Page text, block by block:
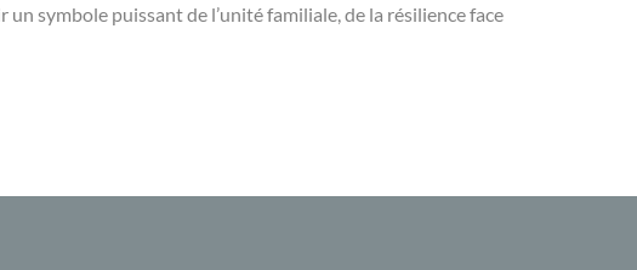
symbole puissant de l’unité familiale, de la résilience face